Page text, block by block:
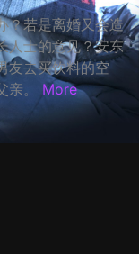
？若是离婚又会造
人士的意见？安东
友去买饮料的空
。
More